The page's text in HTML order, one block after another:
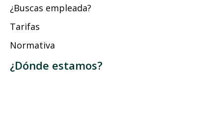
¿Buscas empleada?
Tarifas
Normativa
¿Dónde estamos?